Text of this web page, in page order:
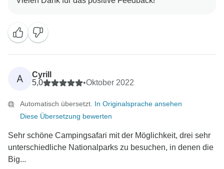
A
Cyrill
5,0
•Oktober 2022
Automatisch übersetzt. In Originalsprache ansehen
Diese Übersetzung bewerten
Sehr schöne Campingsafari mit der Möglichkeit, drei sehr
unterschiedliche Nationalparks zu besuchen, in denen die
Big...